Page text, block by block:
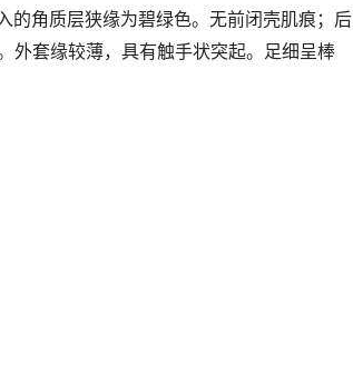
的角质层狭缘为碧绿色。无前闭壳肌痕；后
外套缘较薄，具有触手状突起。足细呈棒